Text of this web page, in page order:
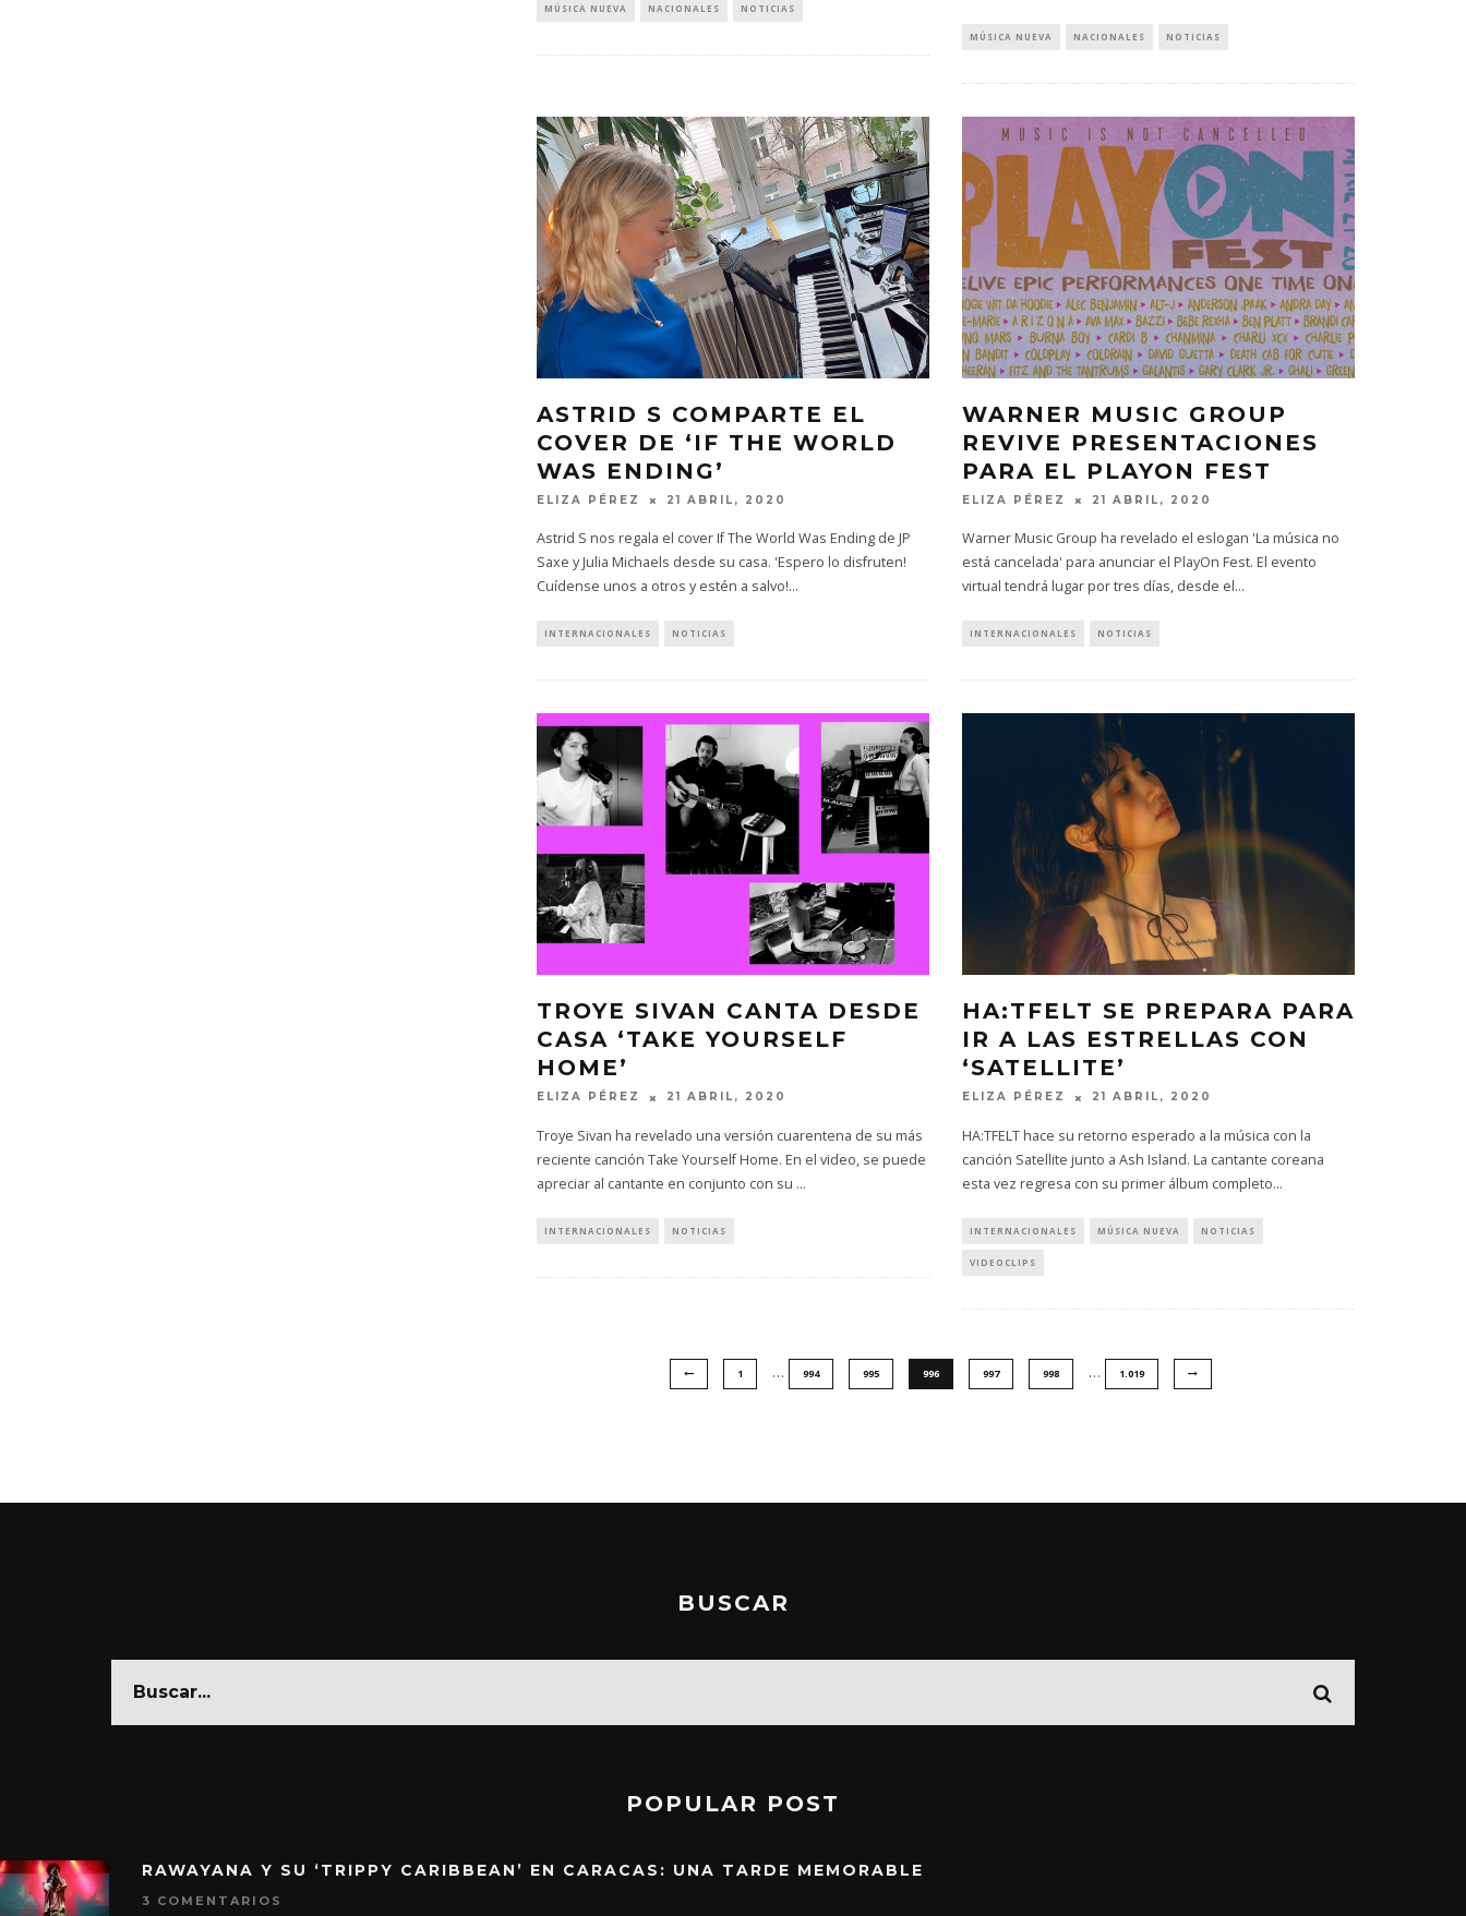
MÚSICA NUEVA NACIONALES NOTICIAS
MÚSICA NUEVA NACIONALES NOTICIAS
ASTRID S COMPARTE EL
COVER DE ‘IF THE WORLD
WAS ENDING’
ELIZA PÉREZ 21 ABRIL, 2020
Astrid S nos regala el cover If The World Was Ending de JP
Saxe y Julia Michaels desde su casa. 'Espero lo disfruten!
Cuídense unos a otros y estén a salvo!...
INTERNACIONALES NOTICIAS
WARNER MUSIC GROUP
REVIVE PRESENTACIONES
PARA EL PLAYON FEST
ELIZA PÉREZ 21 ABRIL, 2020
Warner Music Group ha revelado el eslogan 'La música no
está cancelada' para anunciar el PlayOn Fest. El evento
virtual tendrá lugar por tres días, desde el...
INTERNACIONALES NOTICIAS
TROYE SIVAN CANTA DESDE
CASA ‘TAKE YOURSELF
HOME’
ELIZA PÉREZ 21 ABRIL, 2020
Troye Sivan ha revelado una versión cuarentena de su más
reciente canción Take Yourself Home. En el video, se puede
apreciar al cantante en conjunto con su ...
INTERNACIONALES NOTICIAS
HA:TFELT SE PREPARA PARA
IR A LAS ESTRELLAS CON
‘SATELLITE’
ELIZA PÉREZ 21 ABRIL, 2020
HA:TFELT hace su retorno esperado a la música con la
canción Satellite junto a Ash Island. La cantante coreana
esta vez regresa con su primer álbum completo...
INTERNACIONALES MÚSICA NUEVA NOTICIAS
VIDEOCLIPS
1 … 994 995 996 997 998 … 1.019
BUSCAR
POPULAR POST
RAWAYANA Y SU ‘TRIPPY CARIBBEAN’ EN CARACAS: UNA TARDE MEMORABLE
3 COMENTARIOS